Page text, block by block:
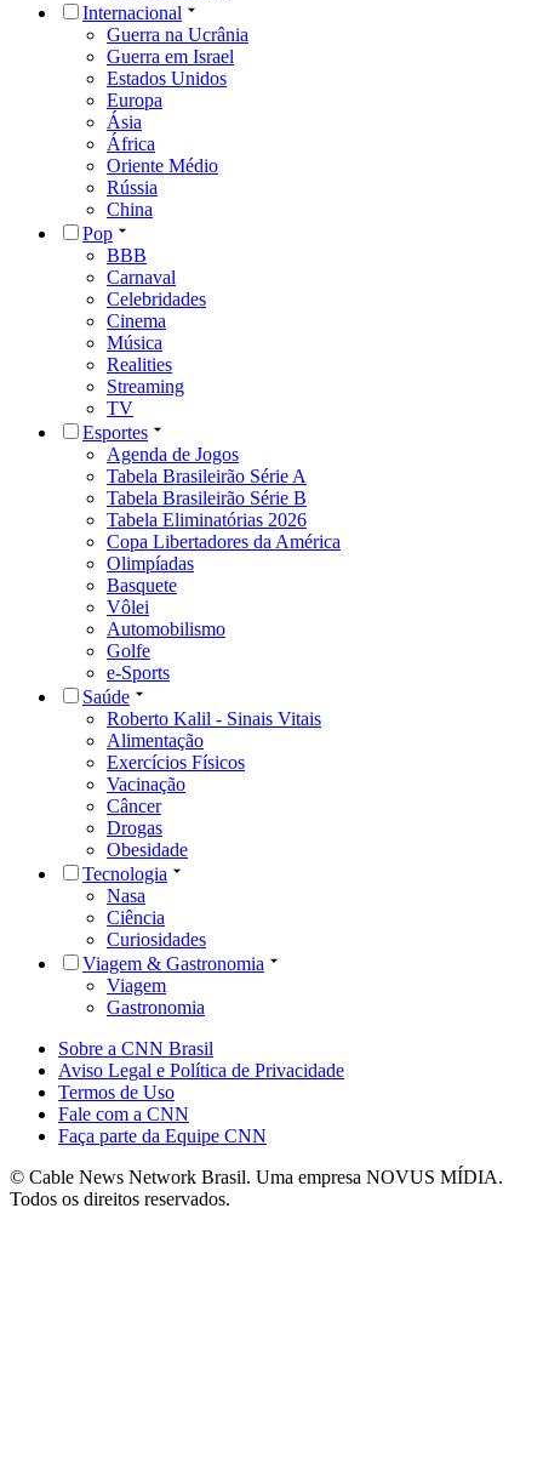
Internacional
Guerra na Ucrânia
Guerra em Israel
Estados Unidos
Europa
Ásia
África
Oriente Médio
Rússia
China
Pop
BBB
Carnaval
Celebridades
Cinema
Música
Realities
Streaming
TV
Esportes
Agenda de Jogos
Tabela Brasileirão Série A
Tabela Brasileirão Série B
Tabela Eliminatórias 2026
Copa Libertadores da América
Olimpíadas
Basquete
Vôlei
Automobilismo
Golfe
e-Sports
Saúde
Roberto Kalil - Sinais Vitais
Alimentação
Exercícios Físicos
Vacinação
Câncer
Drogas
Obesidade
Tecnologia
Nasa
Ciência
Curiosidades
Viagem & Gastronomia
Viagem
Gastronomia
Sobre a CNN Brasil
Aviso Legal e Política de Privacidade
Termos de Uso
Fale com a CNN
Faça parte da Equipe CNN
© Cable News Network Brasil. Uma empresa NOVUS MÍDIA.
Todos os direitos reservados.